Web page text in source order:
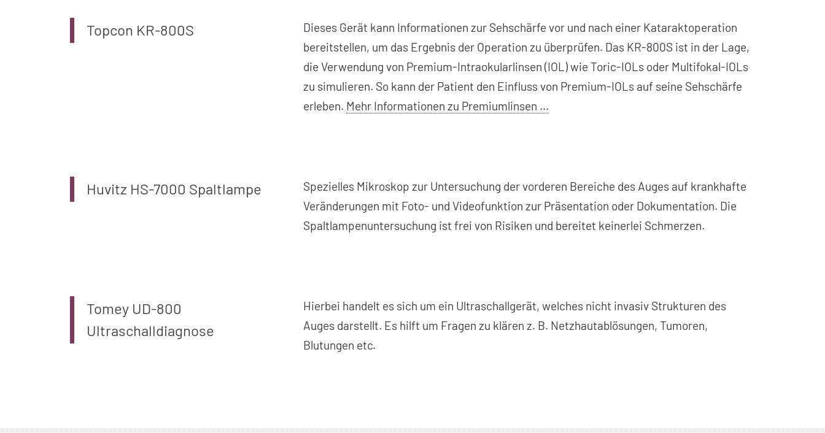
Topcon KR-800S
Dieses Gerät kann Informationen zur Sehschärfe vor und nach einer Katarakt­operation
bereitstellen, um das Ergebnis der Operation zu überprüfen. Das KR-800S ist in der Lage,
die Verwendung von Premium-Intraokularlinsen (IOL) wie Toric-IOLs oder Multifokal-IOLs
zu simulieren. So kann der Patient den Einfluss von Premium-IOLs auf seine Sehschärfe
erleben. Mehr Informationen zu Premiumlinsen …
Huvitz HS-7000 Spaltlampe
Spezielles Mikroskop zur Untersuchung der vorderen Bereiche des Auges auf krankhafte
Veränderungen mit Foto- und Videofunktion zur Präsentation oder Dokumentation. Die
Spaltlampen­untersuchung ist frei von Risiken und bereitet keinerlei Schmerzen.
Tomey UD-800
Ultraschalldiagnose
Hierbei handelt es sich um ein Ultraschallgerät, welches nicht invasiv Strukturen des
Auges darstellt. Es hilft um Fragen zu klären z. B. Netzhautablösungen, Tumoren,
Blutungen etc.